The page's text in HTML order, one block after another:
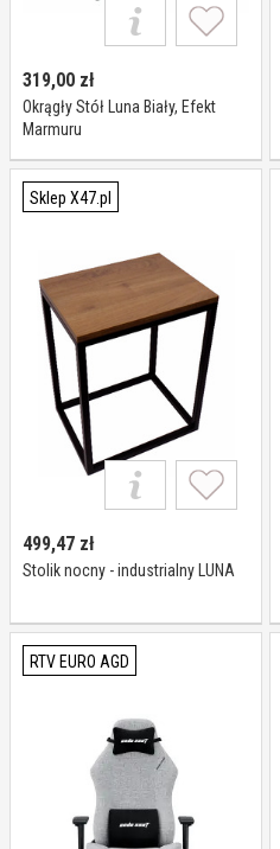
319,00 zł
Okrągły Stół Luna Biały, Efekt
Marmuru
Sklep X47.pl
499,47 zł
Stolik nocny - industrialny LUNA
RTV EURO AGD